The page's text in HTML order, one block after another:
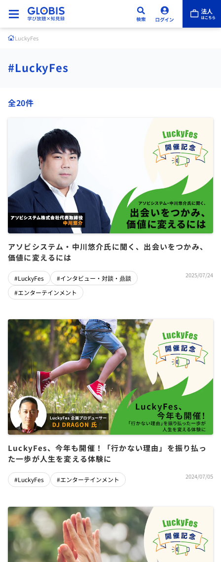
LuckyFes
#LuckyFes
全20件
アソビシステム・中川悠介氏に聞く、出会いをつかみ、
価値に変えるには
#LuckyFes
#インタビュー・対談・鼎談
#エンターテインメント
2025/07/24
LuckyFes、今年も開催！「行かない理由」を振り払っ
た一歩が人生を変える体験に
#LuckyFes #エンターテインメント 2024/07/05